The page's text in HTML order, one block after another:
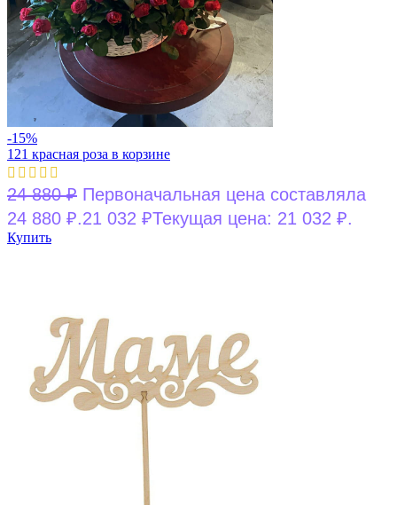
-15%
121 красная роза в корзине
24 880₽ Первоначальная цена составляла
24 880 ₽.21 032 ₽Текущая цена: 21 032 ₽.
Купить